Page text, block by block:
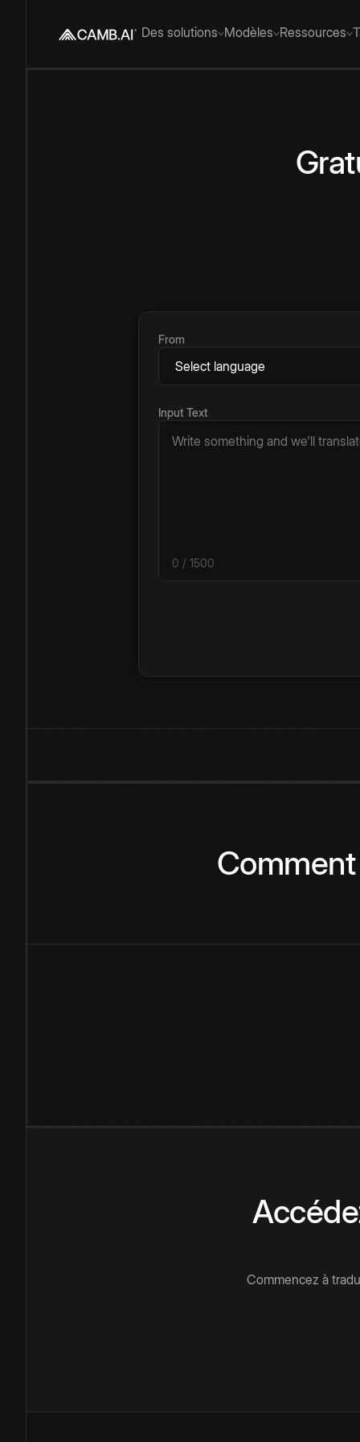
Des solutions Modèles Ressources
From
Input Text
0 / 1500
Comment
Commencez à